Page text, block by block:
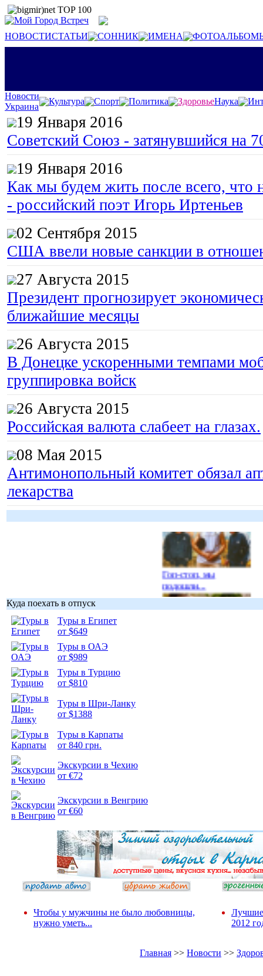
НОВОСТИСТАТЬИ СОННИК ИМЕНА
Новости
Украина
Культура Спорт Политика ЗдоровьеНаука
19 Января 2016
Советский Союз - затянувшийся на
19 Января 2016
Как мы будем жить после всего, что
- российский поэт Игорь Иртеньев
02 Сентября 2015
США ввели новые санкции в
27 Августа 2015
Президент прогнозирует
ближайшие месяцы
26 Августа 2015
В Донецке ускоренными темпами
группировка войск
26 Августа 2015
Российская валюта слабеет на глазах.
08 Мая 2015
Антимонопольный комитет обязал
лекарства
Гоп-стоп, мы
подошли...
Куда поехать в отпуск
Туры в Египет
от $649
Туры в ОАЭ
от $989
Туры в Турцию
от $810
Туры в Шри-Ланку
от $1388
Туры в Карпаты
от 840 грн.
Экскурсии в Чехию
от €72
Экскурсии в Венгрию
от €60
Чтобы у мужчины не было любовницы,
нужно уметь...
Лучшие
2012
Главная >> Новости >>